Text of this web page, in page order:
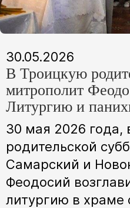
30.05.2026
В Троицкую
митрополит
Литургию и
30 мая 2026 года,
родительской
Самарский и
Феодосий
литургию в храме